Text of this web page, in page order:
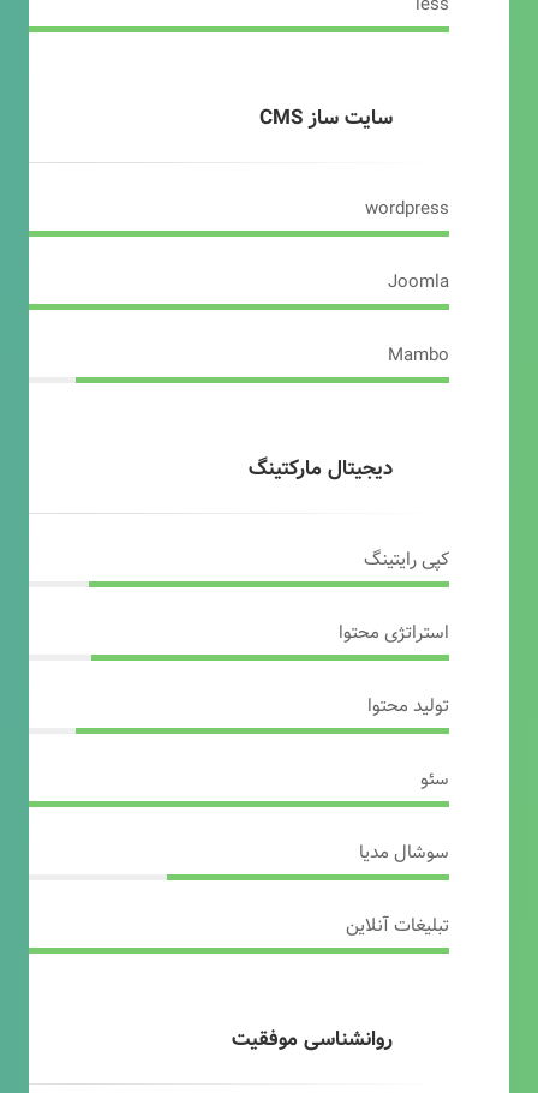
سایت ساز CMS
wordpress
Joomla
Mambo
دیجیتال مارکتینگ
کپی رایتینگ
استراتژی محتوا
تولید محتوا
سئو
سوشال مدیا
تبلیغات آنلاین
روانشناسی موفقیت